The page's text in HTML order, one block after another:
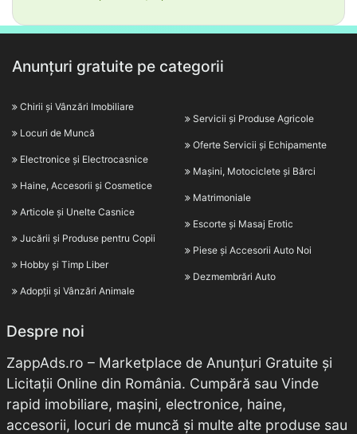
Anunțuri gratuite pe categorii
Chirii și Vânzări Imobiliare
Locuri de Muncă
Electronice și Electrocasnice
Haine, Accesorii și Cosmetice
Articole și Unelte Casnice
Jucării și Produse pentru Copii
Hobby și Timp Liber
Adopții și Vânzări Animale
Servicii și Produse Agricole
Oferte Servicii și Echipamente
Mașini, Motociclete și Bărci
Matrimoniale
Escorte și Masaj Erotic
Piese și Accesorii Auto Noi
Dezmembrări Auto
Despre noi
ZappAds.ro – Marketplace de Anunțuri Gratuite și
Licitații Online din România. Cumpără sau Vinde
rapid imobiliare, mașini, electronice, haine,
accesorii, locuri de muncă și multe alte produse sau